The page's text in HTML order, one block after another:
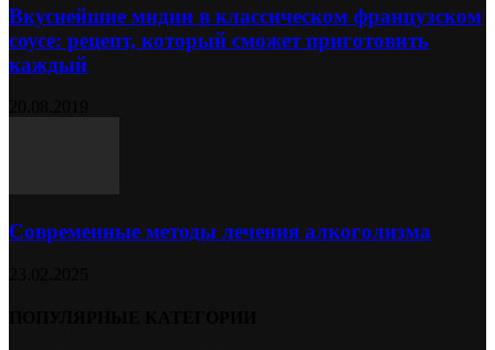
Вкуснейшие мидии в классическом французском
соусе: рецепт, который сможет приготовить
каждый
Современные методы лечения алкоголизма